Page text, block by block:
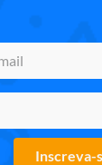
Inscreva-